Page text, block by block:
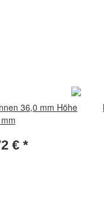
36,0 mm Höhe
€ *